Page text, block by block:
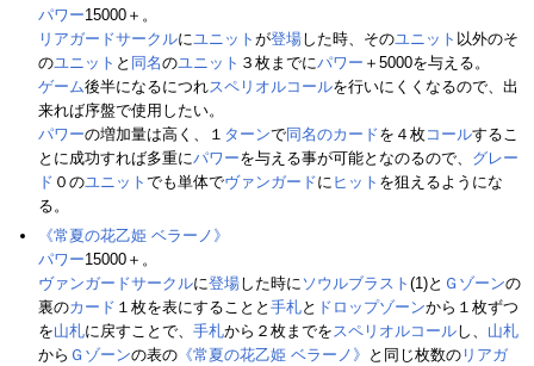
パワー15000＋。
リアガードサークルにユニット が登場した時、そのユニット 以外のそ
のユニット と 同名のユニット ３枚までにパワー ＋5000を与える。
ゲーム後半になるにつれスペリオルコールを行いにくくなるので、出
来れば序盤で使用したい。
パワーの増加量は高く、１ ターンで同名のカードを４枚コールするこ
とに成功すれば多重にパワーを与える事が可能となのるので、 グレー
ド ０のユニット でも単体でヴァンガードに ヒット を狙えるようにな
る。
《常夏の花乙姫 ベラーノ》
パワー15000＋。
ヴァンガードサークルに登場した時に ソウルブラスト (1)と Ｇゾーンの
裏のカード １枚を表にすることと 手札と ドロップゾーンから１枚ずつ
を山札に戻すことで、 手札から２枚までをスペリオルコールし、 山札
から Ｇゾーンの表の 《常夏の花乙姫 ベラーノ》 と同じ枚数の リアガ